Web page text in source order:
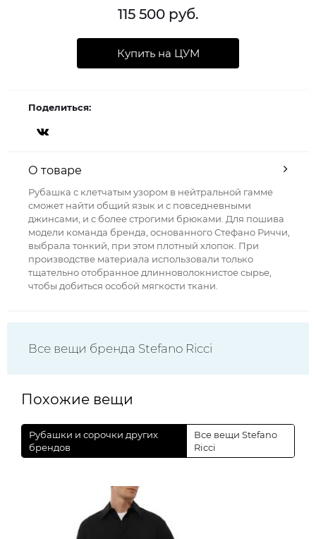
115 500 руб.
Купить на ЦУМ
Поделиться:
О товаре
Рубашка с клетчатым узором в нейтральной гамме
сможет найти общий язык и с повседневными
джинсами, и с более строгими брюками. Для пошива
модели команда бренда, основанного Стефано Риччи,
выбрала тонкий, при этом плотный хлопок. При
производстве материала использовали только
тщательно отобранное длинноволокнистое сырье,
чтобы добиться особой мягкости ткани.
Все вещи бренда Stefano Ricci
Похожие вещи
Рубашки и сорочки других
брендов
Все вещи Stefano
Ricci